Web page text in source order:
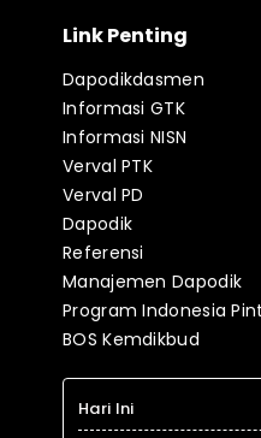
Link Penting
Dapodikdasmen
Informasi GTK
Informasi NISN
Verval PTK
Verval PD
Dapodik
Referensi
Manajemen Dapodik
Program Indonesia
BOS Kemdikbud
Hari Ini